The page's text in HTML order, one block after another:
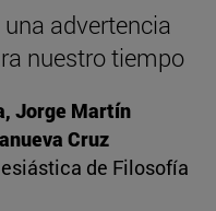
advertencia
nuestro tiempo
Jorge Martín
Cruz
de Filosofía